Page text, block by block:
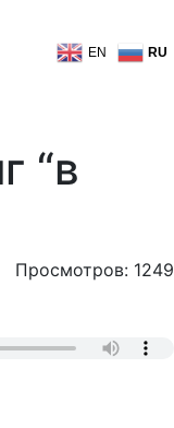
EN RU
“в
Просмотров: 1249